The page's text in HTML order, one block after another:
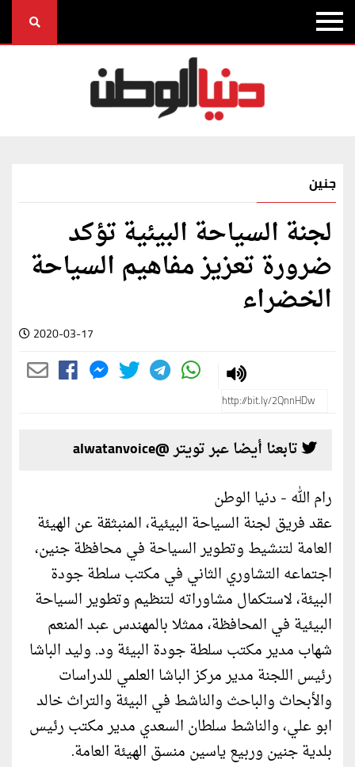
جنين
لجنة السياحة البيئية تؤكد
ضرورة تعزيز مفاهيم السياحة
الخضراء
2020-03-17
تابعنا أيضا عبر تويتر @alwatanvoice
رام الله - دنيا الوطن
عقد فريق لجنة السياحة البيئية، المنبثقة عن الهيئة
العامة لتنشيط وتطوير السياحة في محافظة جنين،
اجتماعه التشاوري الثاني في مكتب سلطة جودة
البيئة، لاستكمال مشاوراته لتنظيم وتطوير السياحة
البيئية في المحافظة، ممثلا بالمهندس عبد المنعم
شهاب مدير مكتب سلطة جودة البيئة ود. وليد الباشا
رئيس اللجنة مدير مركز الباشا العلمي للدراسات
والأبحاث والباحث والناشط في البيئة والتراث خالد
ابو علي، والناشط سلطان السعدي مدير مكتب رئيس
بلدية جنين وربيع ياسين منسق الهيئة العامة.